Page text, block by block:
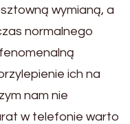
wymianą, a
normalnego
ich na
nam nie
w telefonie warto